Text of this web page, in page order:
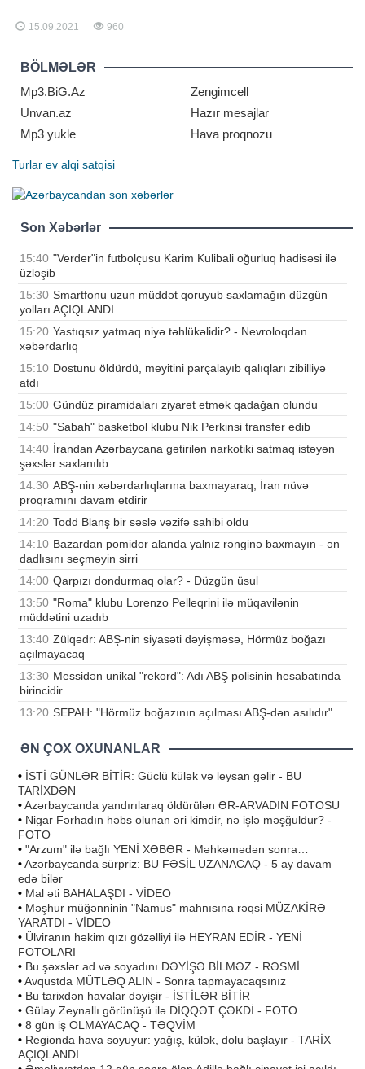
olduğu kimi, inəklər hər gün çox
miqdarda peyin və sidik xaric edir.
olaraq böyük təsərrüfatlarda
tullantıların sanitariya problemi
yaratmamas
15.09.2021 960
BÖLMƏLƏR
Mp3.BiG.Az
Zengimcell
Unvan.az
Hazır mesajlar
Mp3 yukle
Hava proqnozu
Turlar ev alqi satqisi
Son Xəbərlər
15:40 "Verder"in futbolçusu Karim Kulibali oğurluq hadisəsi ilə
üzləşib
15:30 Smartfonu uzun müddət qoruyub saxlamağın düzgün
yolları AÇIQLANDI
15:20 Yastıqsız yatmaq niyə təhlükəlidir? - Nevroloqdan
xəbərdarlıq
15:10 Dostunu öldürdü, meyitini parçalayıb qalıqları zibilliyə
atdı
15:00 Gündüz piramidaları ziyarət etmək qadağan olundu
14:50 "Sabah" basketbol klubu Nik Perkinsi transfer edib
14:40 İrandan Azərbaycana gətirilən narkotiki satmaq istəyən
şəxslər saxlanılıb
14:30 ABŞ-nin xəbərdarlıqlarına baxmayaraq, İran nüvə
proqramını davam etdirir
14:20 Todd Blanş bir səslə vəzifə sahibi oldu
14:10 Bazardan pomidor alanda yalnız rənginə baxmayın - ən
dadlısını seçməyin sirri
14:00 Qarpızı dondurmaq olar? - Düzgün üsul
13:50 "Roma" klubu Lorenzo Pelleqrini ilə müqavilənin
müddətini uzadıb
13:40 Zülqədr: ABŞ-nin siyasəti dəyişməsə, Hörmüz boğazı
açılmayacaq
13:30 Messidən unikal "rekord": Adı ABŞ polisinin hesabatında
birincidir
13:20 SEPAH: "Hörmüz boğazının açılması ABŞ-dən asılıdır"
ƏN ÇOX OXUNANLAR
• İSTİ GÜNLƏR BİTİR: Güclü külək və leysan gəlir - BU
TARİXDƏN
•Azərbaycanda yandırılaraq öldürülən ƏR-ARVADIN FOTOSU
• Nigar Fərhadın həbs olunan əri kimdir, nə işlə məşğuldur? -
FOTO
• "Arzum" ilə bağlı YENİ XƏBƏR - Məhkəmədən sonra…
•Azərbaycanda sürpriz: BU FƏSİL UZANACAQ - 5 ay davam
edə bilər
• Mal əti BAHALAŞDI - VİDEO
• Məşhur müğənninin "Namus" mahnısına rəqsi MÜZAKİRƏ
YARATDI - VİDEO
• Ülviranın həkim qızı gözəlliyi ilə HEYRAN EDİR - YENİ
FOTOLARI
• Bu şəxslər ad və soyadını DƏYİŞƏ BİLMƏZ - RƏSMİ
•Avqustda MÜTLƏQ ALIN - Sonra tapmayacaqsınız
• Bu tarixdən havalar dəyişir - İSTİLƏR BİTİR
• Gülay Zeynallı görünüşü ilə DİQQƏT ÇƏKDİ - FOTO
• 8 gün iş OLMAYACAQ - TƏQVİM
• Regionda hava soyuyur: yağış, külək, dolu başlayır - TARİX
AÇIQLANDI